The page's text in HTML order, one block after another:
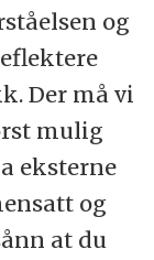
og
Der må vi
mulig
eksterne
og
at du